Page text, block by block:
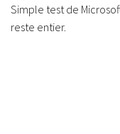
Simple test de
reste entier.